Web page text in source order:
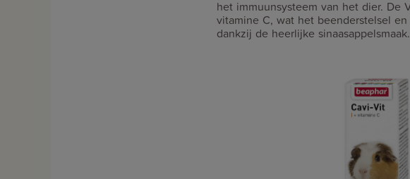
het immuunsysteem van het dier. De
vitamine C, wat het beenderstelsel
dankzij de heerlijke sinaasappelsmaak.